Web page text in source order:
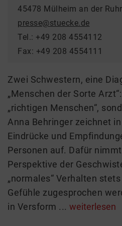
45478 Mülheim an der Ruhr
presse@stuecke.de
Tel.: +49 208 4554112
Fax: +49 208 4554111
Zwei Schwestern, eine
„Menschen der Sorte
„richtigen Menschen“,
Anna Behringer zeichnet
Eindrücke und
Personen auf. Dafür
Perspektive der
„normales“ Verhalten
Gefühle zugesprochen
in Versform ... weiterlesen